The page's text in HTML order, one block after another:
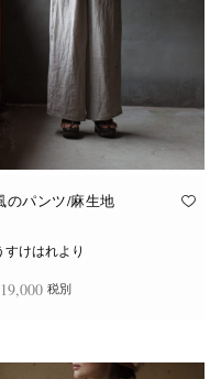
のパンツ/麻生地
すけはれより
19,000 税別